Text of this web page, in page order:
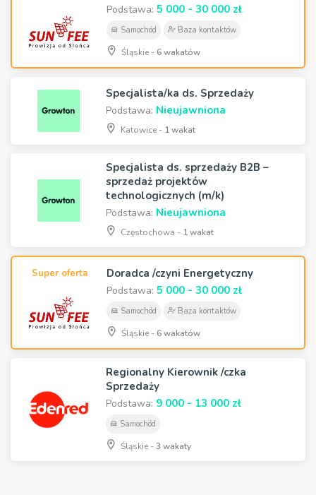
Podstawa: 5 000 - 30 000 zł
Samochód Baza kontaktów
Śląskie - 6 wakatów
Specjalista/ka ds. Sprzedaży
Podstawa: Nieujawniona
Katowice - 1 wakat
Specjalista ds. sprzedaży B2B –
sprzedaż projektów
technologicznych (m/k)
Podstawa: Nieujawniona
Częstochowa - 1 wakat
Super oferta Doradca /czyni Energetyczny
Podstawa: 5 000 - 30 000 zł
Samochód Baza kontaktów
Śląskie - 6 wakatów
Regionalny Kierownik /czka
Sprzedaży
Podstawa: 9 000 - 13 000 zł
Samochód
Śląskie -3 wakaty